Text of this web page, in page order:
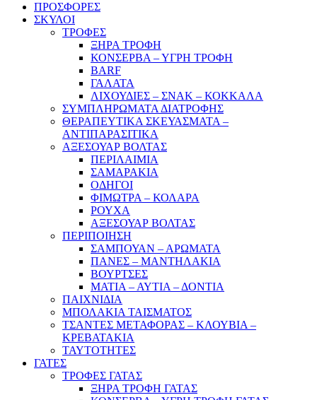
ΠΡΟΣΦΟΡΕΣ
ΣΚΥΛΟΙ
ΤΡΟΦΕΣ
ΞΗΡΑ ΤΡΟΦΗ
ΚΟΝΣΕΡΒΑ – ΥΓΡΗ ΤΡΟΦΗ
BARF
ΓΑΛΑΤΑ
ΛΙΧΟΥΔΙΕΣ – ΣΝΑΚ – ΚΟΚΚΑΛΑ
ΣΥΜΠΛΗΡΩΜΑΤΑ ΔΙΑΤΡΟΦΗΣ
ΘΕΡΑΠΕΥΤΙΚΑ ΣΚΕΥΑΣΜΑΤΑ –
ΑΝΤΙΠΑΡΑΣΙΤΙΚΑ
ΑΞΕΣΟΥΑΡ ΒΟΛΤΑΣ
ΠΕΡΙΛΑΙΜΙΑ
ΣΑΜΑΡΑΚΙΑ
ΟΔΗΓΟΙ
ΦΙΜΩΤΡΑ – ΚΟΛΑΡΑ
ΡΟΥΧΑ
ΑΞΕΣΟΥΑΡ ΒΟΛΤΑΣ
ΠΕΡΙΠΟΙΗΣΗ
ΣΑΜΠΟΥΑΝ – ΑΡΩΜΑΤΑ
ΠΑΝΕΣ – ΜΑΝΤΗΛΑΚΙΑ
ΒΟΥΡΤΣΕΣ
ΜΑΤΙΑ – ΑΥΤΙΑ – ΔΟΝΤΙΑ
ΠΑΙΧΝΙΔΙΑ
ΜΠΟΛΑΚΙΑ ΤΑΙΣΜΑΤΟΣ
ΤΣΑΝΤΕΣ ΜΕΤΑΦΟΡΑΣ – ΚΛΟΥΒΙΑ –
ΚΡΕΒΑΤΑΚΙΑ
ΤΑΥΤΟΤΗΤΕΣ
ΓΑΤΕΣ
ΤΡΟΦΕΣ ΓΑΤΑΣ
ΞΗΡΑ ΤΡΟΦΗ ΓΑΤΑΣ